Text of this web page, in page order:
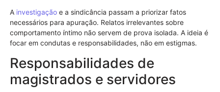
A investigação e a sindicância passam a priorizar fatos
necessários para apuração. Relatos irrelevantes sobre
comportamento íntimo não servem de prova isolada. A ideia é
focar em condutas e responsabilidades, não em estigmas.
Responsabilidades de
magistrados e servidores